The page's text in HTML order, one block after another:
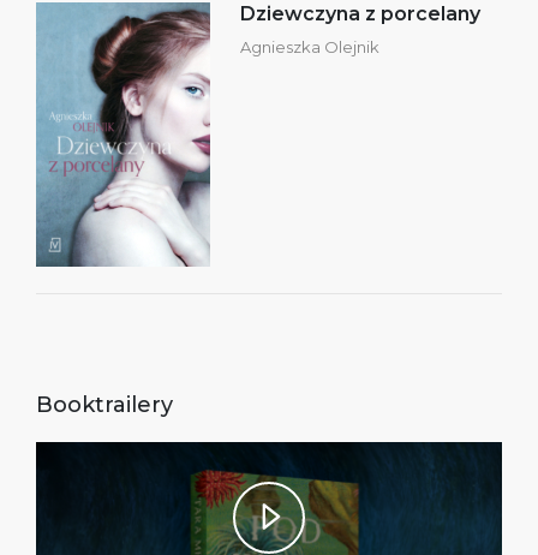
Dziewczyna z porcelany
Agnieszka Olejnik
Booktrailery